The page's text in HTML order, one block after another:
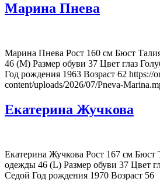
Марина Пнева
Марина Пнева Рост 160 см Бюст
46 (M) Размер обуви 37 Цвет глаз
Год рождения 1963 Возраст 62 https://
content/uploads/2026/07/Pneva-
Екатерина Жучкова
Екатерина Жучкова Рост 167 см Бюст
одежды 46 (L) Размер обуви 37 Цвет
Седой Год рождения 1970 Возраст 56